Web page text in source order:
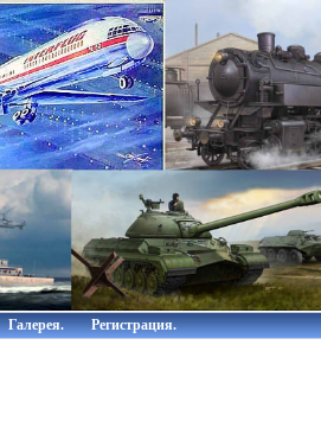
Галерея. Регистрация.